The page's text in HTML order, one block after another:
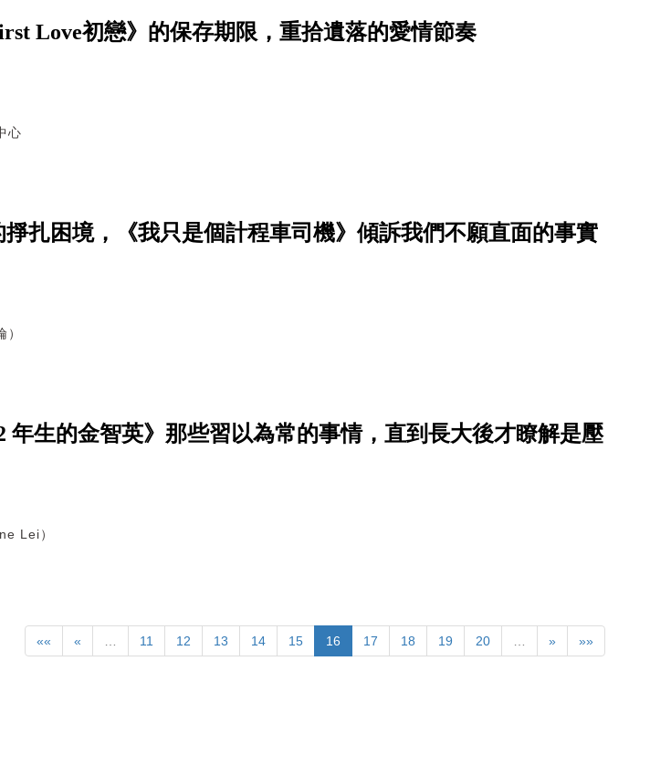
Love初戀》的保存期限，重拾遺落的愛情節奏
心
扎困境，《我只是個計程車司機》傾訴我們不願直面的事實
年生的金智英》那些習以為常的事情，直到長大後才瞭解是壓
Lei）
«« « … 11 12 13 14 15 16 17 18 19 20 … » »»